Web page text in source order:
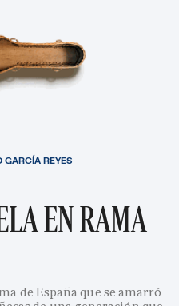
EN RAMA
de España que se amarró
GARCÍA REYES